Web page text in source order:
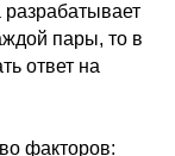
пары, то в
ответ на
факторов: